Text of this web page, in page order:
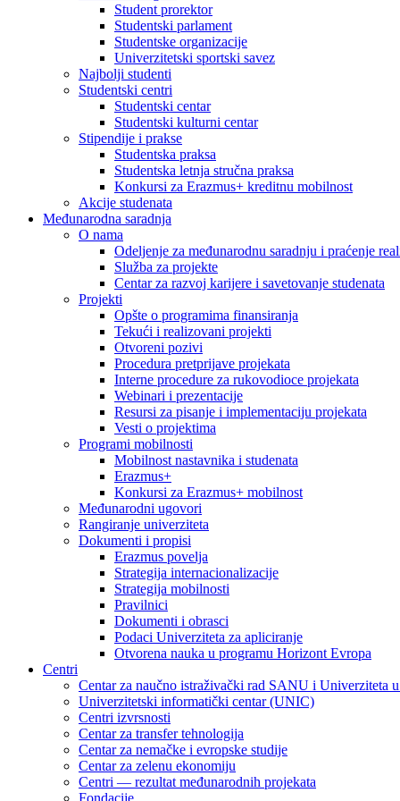
Student prorektor
Studentski parlament
Studentske organizacije
Univerzitetski sportski savez
Najbolji studenti
Studentski centri
Studentski centar
Studentski kulturni centar
Stipendije i prakse
Studentska praksa
Studentska letnja stručna praksa
Konkursi za Erazmus+ kreditnu mobilnost
Akcije studenata
Međunarodna saradnja
O nama
Odeljenje za međunarodnu saradnju i praćenje
Služba za projekte
Centar za razvoj karijere i savetovanje studenata
Projekti
Opšte o programima finansiranja
Tekući i realizovani projekti
Otvoreni pozivi
Procedura pretprijave projekata
Interne procedure za rukovodioce projekata
Webinari i prezentacije
Resursi za pisanje i implementaciju projekata
Vesti o projektima
Programi mobilnosti
Mobilnost nastavnika i studenata
Erazmus+
Konkursi za Erazmus+ mobilnost
Međunarodni ugovori
Rangiranje univerziteta
Dokumenti i propisi
Erazmus povelja
Strategija internacionalizacije
Strategija mobilnosti
Pravilnici
Dokumenti i obrasci
Podaci Univerziteta za apliciranje
Otvorena nauka u programu Horizont Evropa
Centri
Centar za naučno istraživački rad SANU i Univerziteta
Univerzitetski informatički centar (UNIC)
Centri izvrsnosti
Centar za transfer tehnologija
Centar za nemačke i evropske studije
Centar za zelenu ekonomiju
Centri — rezultat međunarodnih projekata
Fondacije